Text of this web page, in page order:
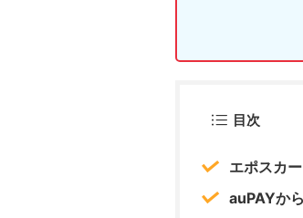
目次
エポスカ
auPAYか